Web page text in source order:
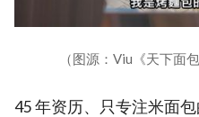
（图源：Viu《天下面
45 年资历、只专注米面